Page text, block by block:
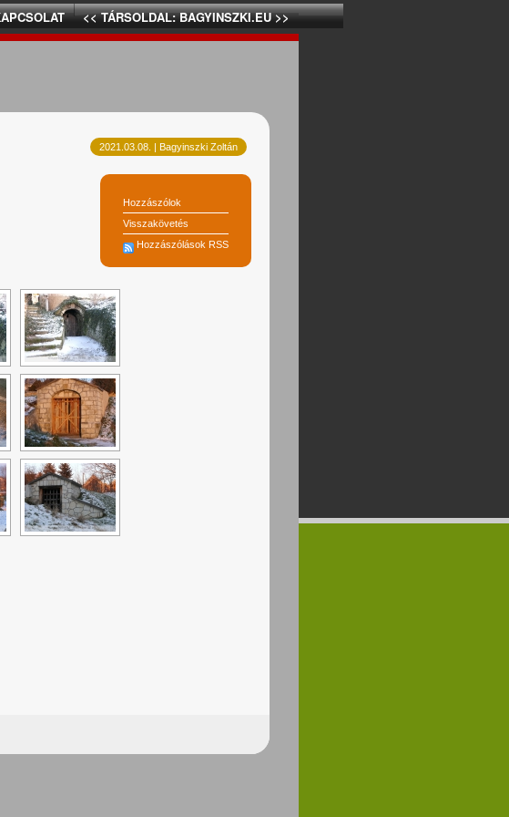
<< TÁRSOLDAL: BAGYINSZKI.EU >>
2021.03.08. | Bagyinszki Zoltán
Hozzászólok
Visszakövetés
Hozzászólások RSS